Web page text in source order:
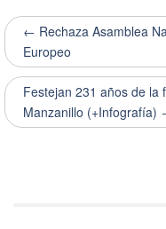
← Rechaza Asamblea
Europeo
Festejan 231 años de la
Manzanillo (+Infografía)